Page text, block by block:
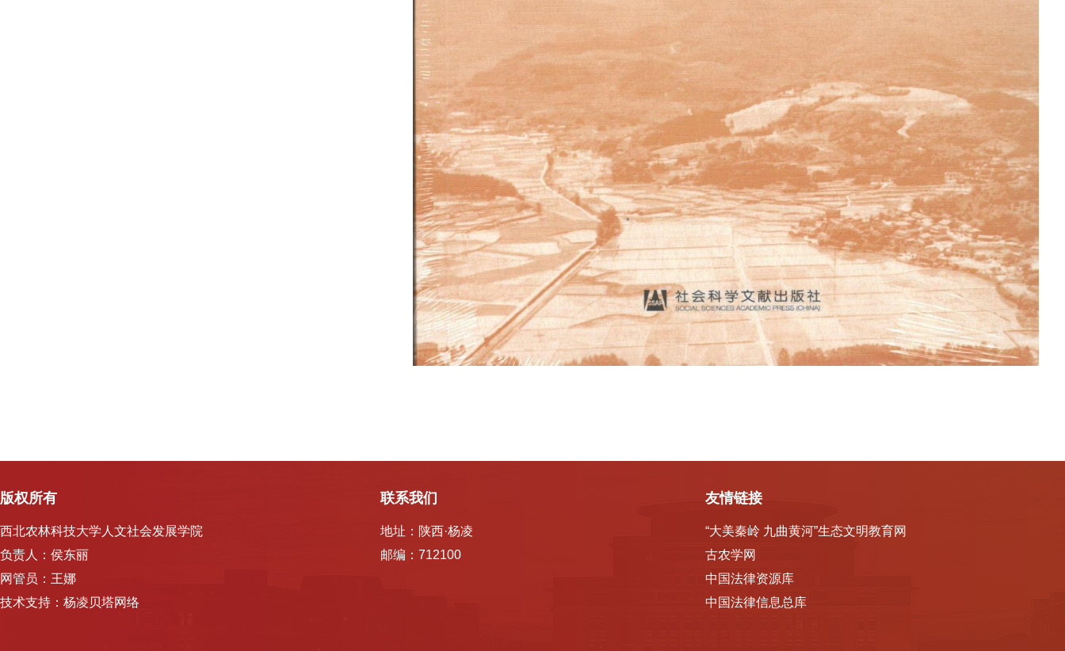
版权所有
西北农林科技大学人文社会发展学院
负责人：侯东丽
网管员：王娜
技术支持：杨凌贝塔网络
联系我们
地址：陕西·杨凌
邮编：712100
友情链接
“大美秦岭 九曲黄河”生态文明教育网
古农学网
中国法律资源库
中国法律信息总库